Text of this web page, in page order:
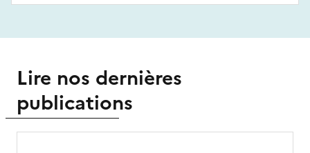
Lire nos dernières
publications